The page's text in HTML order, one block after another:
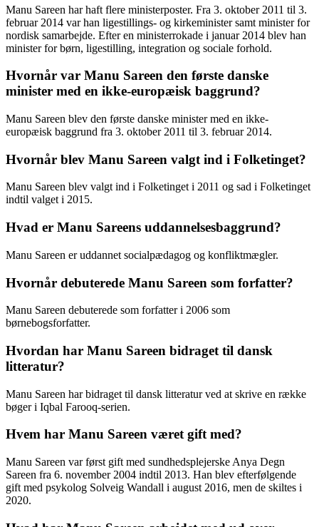
Manu Sareen har haft flere ministerposter. Fra 3. oktober 2011 til 3.
februar 2014 var han ligestillings- og kirkeminister samt minister for
nordisk samarbejde. Efter en ministerrokade i januar 2014 blev han
minister for børn, ligestilling, integration og sociale forhold.
Hvornår var Manu Sareen den første danske
minister med en ikke-europæisk baggrund?
Manu Sareen blev den første danske minister med en ikke-
europæisk baggrund fra 3. oktober 2011 til 3. februar 2014.
Hvornår blev Manu Sareen valgt ind i Folketinget?
Manu Sareen blev valgt ind i Folketinget i 2011 og sad i Folketinget
indtil valget i 2015.
Hvad er Manu Sareens uddannelsesbaggrund?
Manu Sareen er uddannet socialpædagog og konfliktmægler.
Hvornår debuterede Manu Sareen som forfatter?
Manu Sareen debuterede som forfatter i 2006 som
børnebogsforfatter.
Hvordan har Manu Sareen bidraget til dansk
litteratur?
Manu Sareen har bidraget til dansk litteratur ved at skrive en række
bøger i Iqbal Farooq-serien.
Hvem har Manu Sareen været gift med?
Manu Sareen var først gift med sundhedsplejerske Anya Degn
Sareen fra 6. november 2004 indtil 2013. Han blev efterfølgende
gift med psykolog Solveig Wandall i august 2016, men de skiltes i
2020.